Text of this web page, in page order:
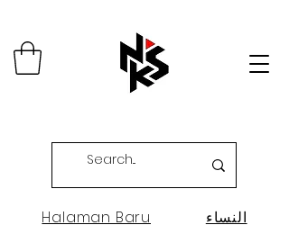
Halaman Baru النساء